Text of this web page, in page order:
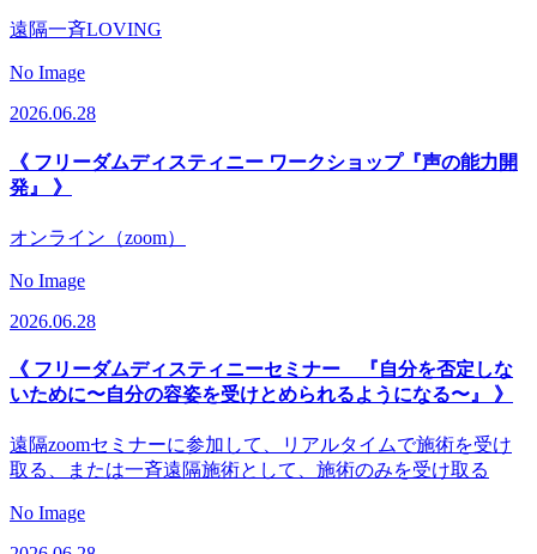
遠隔一斉LOVING
No Image
2026.06.28
《 フリーダムディスティニー ワークショップ『声の能力開
発』 》
オンライン（zoom）
No Image
2026.06.28
《 フリーダムディスティニーセミナー 『自分を否定しな
いために〜自分の容姿を受けとめられるようになる〜』 》
遠隔zoomセミナーに参加して、リアルタイムで施術を受け
取る、または一斉遠隔施術として、施術のみを受け取る
No Image